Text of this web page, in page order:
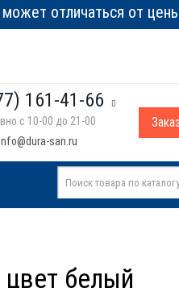
отличаться от
161-41-66
с 10-00 до 21-00
san.ru
белый